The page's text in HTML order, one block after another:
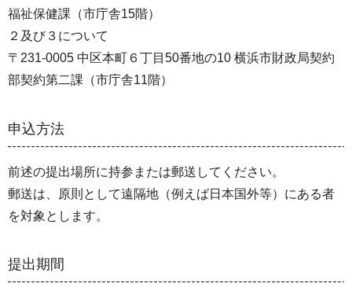
福祉保健課（市庁舎15階）
２及び３について
〒231-0005 中区本町６丁目50番地の10 横浜市財政局契約
部契約第二課（市庁舎11階）
申込方法
前述の提出場所に持参または郵送してください。
郵送は、原則として遠隔地（例えば日本国外等）にある者
を対象とします。
提出期間